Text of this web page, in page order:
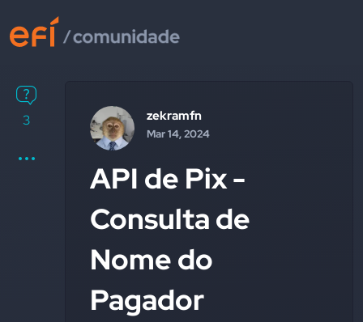
3 zekramfn
Mar 14, 2024
API de Pix -
Consulta de
Nome do
Pagador